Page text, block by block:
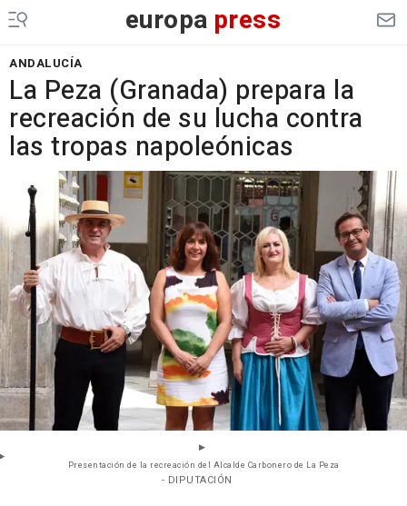
europa press
ANDALUCÍA
La Peza (Granada) prepara la
recreación de su lucha contra
las tropas napoleónicas
Presentación de la recreación del Alcalde Carbonero de La Peza
- DIPUTACIÓN